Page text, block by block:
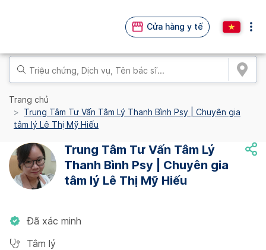
Cửa hàng y tế
Trang chủ
Trung Tâm Tư Vấn Tâm Lý Thanh Bình Psy | Chuyên gia
tâm lý Lê Thị Mỹ Hiếu
Trung Tâm Tư Vấn Tâm Lý
Thanh Bình Psy | Chuyên gia
tâm lý Lê Thị Mỹ Hiếu
Đã xác minh
Tâm lý